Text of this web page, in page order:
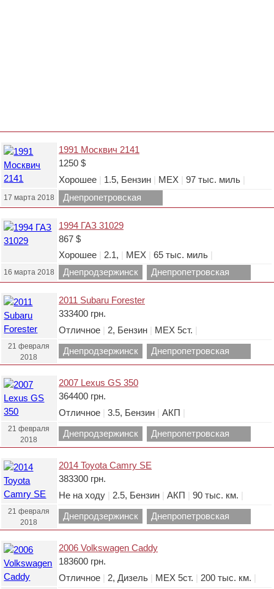
1991 Москвич 2141
1250 $
Хорошее
1.5, Бензин МЕХ 97 тыс. миль
17 марта 2018
Днепропетровская
область.
1994 ГАЗ 31029
867 $
Хорошее
2.1, МЕХ 65 тыс. миль
16 марта 2018 Днепродзержинск
Днепропетровская
область.
2011 Subaru Forester
333400 грн.
Отличное
2, Бензин МЕХ 5ст.
21 февраля
2018
Днепродзержинск
Днепропетровская
область.
2007 Lexus GS 350
364400 грн.
Отличное
3.5, Бензин АКП
21 февраля
2018
Днепродзержинск
Днепропетровская
область.
2014 Toyota Camry SE
383300 грн.
Не на ходу
2.5, Бензин АКП 90 тыс. км.
21 февраля
2018
Днепродзержинск
Днепропетровская
область.
2006 Volkswagen Caddy
183600 грн.
Отличное
2, Дизель МЕХ 5ст. 200 тыс. км.